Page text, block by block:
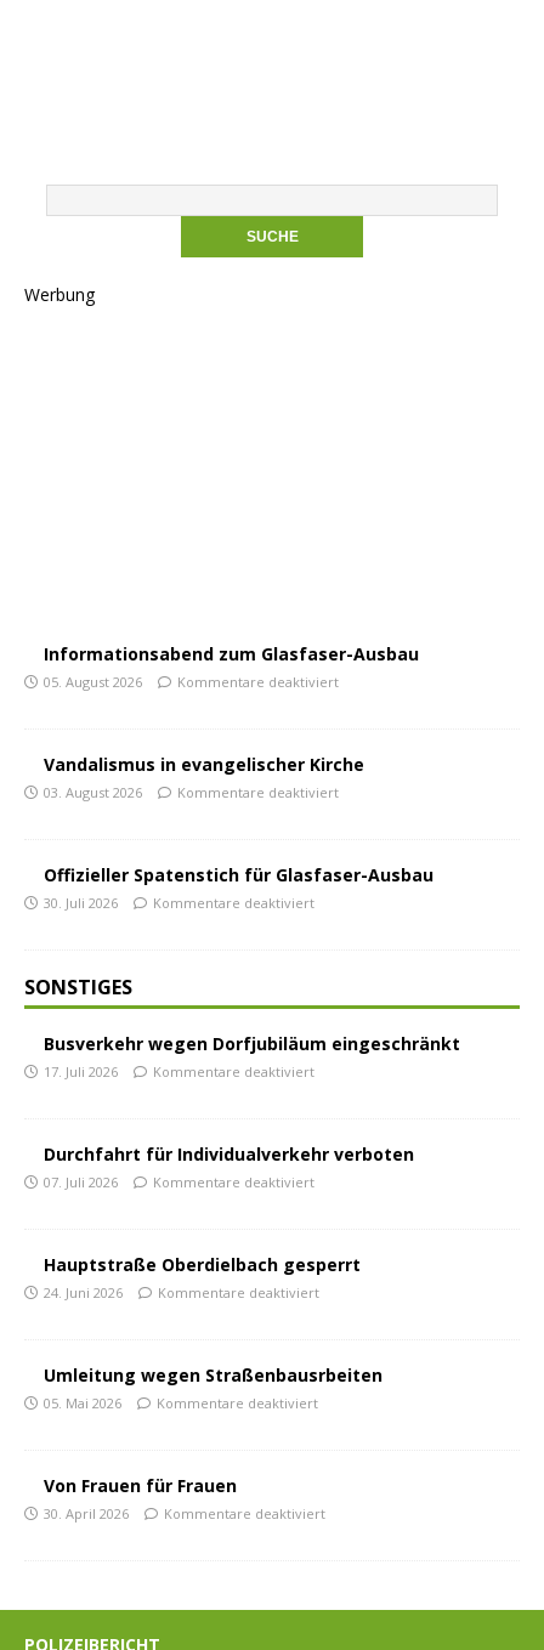
Werbung
Informationsabend zum Glasfaser-Ausbau
05. August 2026 Kommentare deaktiviert
Vandalismus in evangelischer Kirche
03. August 2026 Kommentare deaktiviert
Offizieller Spatenstich für Glasfaser-Ausbau
30. Juli 2026 Kommentare deaktiviert
SONSTIGES
Busverkehr wegen Dorfjubiläum eingeschränkt
17. Juli 2026 Kommentare deaktiviert
Durchfahrt für Individualverkehr verboten
07. Juli 2026 Kommentare deaktiviert
Hauptstraße Oberdielbach gesperrt
24. Juni 2026 Kommentare deaktiviert
Umleitung wegen Straßenbausrbeiten
05. Mai 2026 Kommentare deaktiviert
Von Frauen für Frauen
30. April 2026 Kommentare deaktiviert
POLIZEIBERICHT